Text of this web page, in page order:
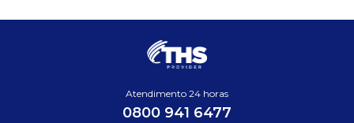
Atendimento 24 horas
0800 941 6477